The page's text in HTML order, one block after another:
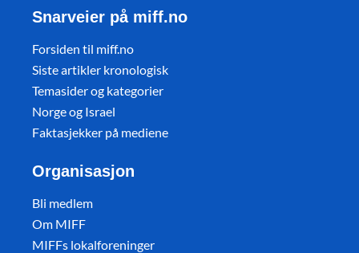
Snarveier på miff.no
Forsiden til miff.no
Siste artikler kronologisk
Temasider og kategorier
Norge og Israel
Faktasjekker på mediene
Organisasjon
Bli medlem
Om MIFF
MIFFs lokalforeninger